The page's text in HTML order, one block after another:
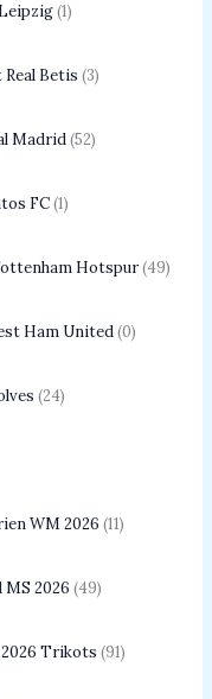
1
Betis 3
Madrid 52
FC 1
Hotspur 49
Ham United 0
24
WM 2026 11
2026 49
Trikots 91